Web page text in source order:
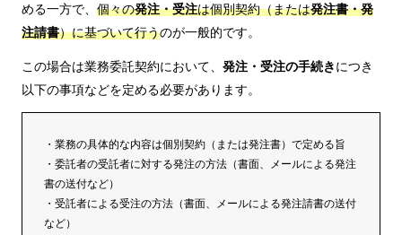
める一方で、 個々の発注・受注は個別契約（または発注書・発
注請書）に基づいて行うのが一般的です。
この場合は業務委託契約において、 発注・受注の手続きにつき
以下の事項などを定める必要があります。
・業務の具体的な内容は個別契約（または発注書）で定める旨
・委託者の受託者に対する発注の方法（書面、メールによる発注
書の送付など）
・受託者による受注の方法（書面、メールによる発注請書の送付
など）